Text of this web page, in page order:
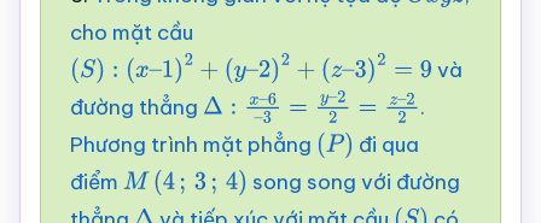
cho mặt cầu
(S): (x –1)2+ y– 2)2+( –3 )2=9
và
đường thẳng Δ: x–6–3 =y –22 =z –
22
.
Phương trình mặt phẳng (P) đi qua
điểm M( 4;3; 4)
song song với đường